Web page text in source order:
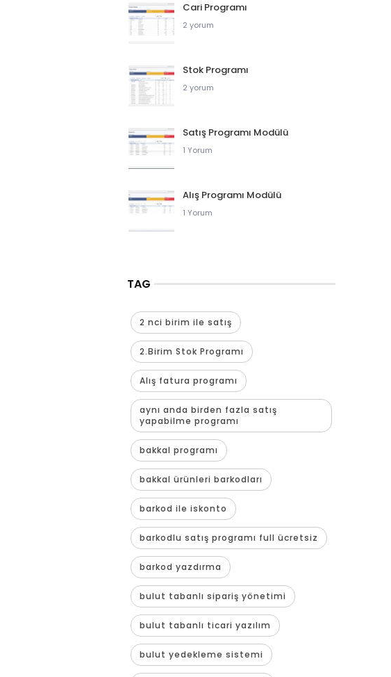
Cari Programı
2 yorum
Stok Programı
2 yorum
Satış Programı Modülü
1 Yorum
Alış Programı Modülü
1 Yorum
TAG
2 nci birim ile satış
2.Birim Stok Programı
Alış fatura programı
aynı anda birden fazla satış
yapabilme programı
bakkal programı
bakkal ürünleri barkodları
barkod ile iskonto
barkodlu satış programı full ücretsiz
barkod yazdırma
bulut tabanlı sipariş yönetimi
bulut tabanlı ticari yazılım
bulut yedekleme sistemi